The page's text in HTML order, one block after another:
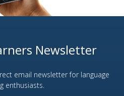
Newsletter
email newsletter for language
enthusiasts.